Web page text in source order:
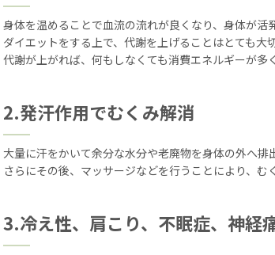
身体を温めることで血流の流れが良くなり、身体が活
ダイエットをする上で、代謝を上げることはとても大切
代謝が上がれば、何もしなくても消費エネルギーが多
2.発汗作用でむくみ解消
大量に汗をかいて余分な水分や老廃物を身体の外へ排
さらにその後、マッサージなどを行うことにより、む
3.冷え性、肩こり、不眠症、神経